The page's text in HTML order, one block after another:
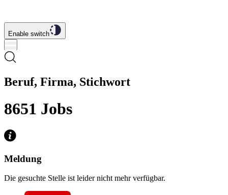
Enable switch
Beruf, Firma, Stichwort
8651 Jobs
Meldung
Die gesuchte Stelle ist leider nicht mehr verfügbar.